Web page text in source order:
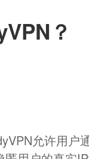
？
允许用户